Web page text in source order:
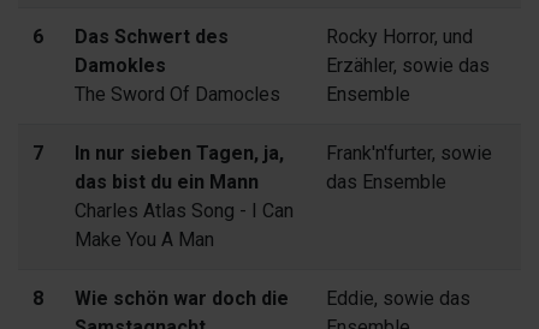
6
Das Schwert des
Damokles
The Sword Of Damocles
Rocky Horror, und
Erzähler, sowie das
Ensemble
7
In nur sieben Tagen, ja,
das bist du ein Mann
Charles Atlas Song - I Can
Make You A Man
Frank'n'furter, sowie
das Ensemble
8
Wie schön war doch die
Eddie, sowie das